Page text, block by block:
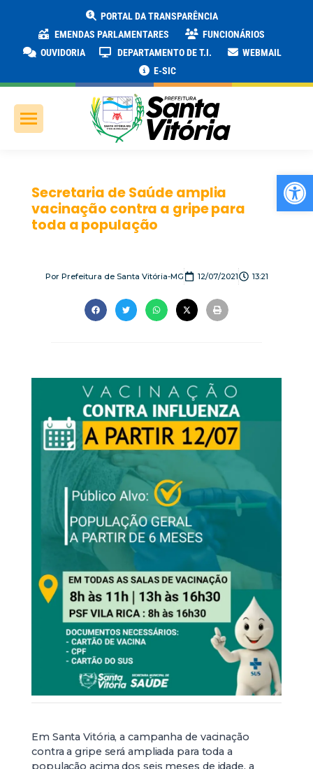
PORTAL DA TRANSPARÊNCIA
EMENDAS PARLAMENTARES
FUNCIONÁRIOS
OUVIDORIA
DEPARTAMENTO DE T.I.
WEBMAIL
E-SIC
Secretaria de Saúde amplia
vacinação contra a gripe para
toda a população
PorPrefeitura de Santa Vitória-MG 12/07/2021 13:21
Em Santa Vitória, a campanha de vacinação
contra a gripe será ampliada para toda a
população acima dos seis meses de idade, a